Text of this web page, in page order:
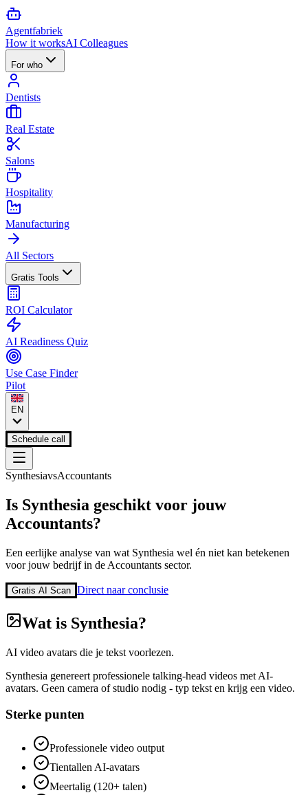
Agentfabriek
How it worksAI Colleagues
For who
Dentists
Real Estate
Salons
Hospitality
Manufacturing
All Sectors
Gratis Tools
ROI Calculator
AI Readiness Quiz
Use Case Finder
Pilot
EN
Schedule call
SynthesiavsAccountants
Is Synthesia geschikt voor jouw
Accountants?
Een eerlijke analyse van wat Synthesia wel én niet kan betekenen
voor jouw bedrijf in de Accountants sector.
Gratis AI Scan Direct naar conclusie
Wat is Synthesia?
AI video avatars die je tekst voorlezen.
Synthesia genereert professionele talking-head videos met AI-
avatars. Geen camera of studio nodig - typ tekst en krijg een video.
Sterke punten
Professionele video output
Tientallen AI-avatars
Meertalig (120+ talen)